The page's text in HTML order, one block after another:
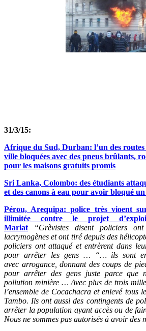
31/3/15:
Afrique du Sud, Durban: l’un des routes
ville bloquées avec des pneus brûlants,
pour les maisons gratuits promis
Sri Lanka, Colombo: des étudiants
et des canons à eau pour avoir bloqué
Pérou, Arequipa: police très vioent
illimitée contre le projet
Mariat
“Grèvistes disent policiers
lacrymogènes et ont tiré depuis des
policiers ont attaqué et entrèrent dans
pour arrêter les gens … “… ils sont
avec arrogance, donnant des coups de
pour arrêter des gens juste parce que
pollution minière … Avec plus de trois
l’ensemble de Cocachacra et enlevé tous
Tambo. Ils ont aussi des contingents de
arrêter la population ayant accès ou de
Nous ne sommes pas autorisés à avoir des